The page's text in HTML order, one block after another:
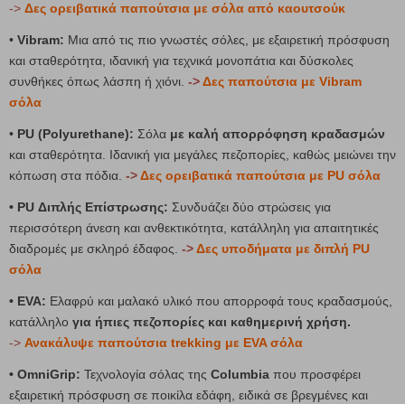
-> Δες ορειβατικά παπούτσια με σόλα από καουτσούκ
• Vibram: Μια από τις πιο γνωστές σόλες, με εξαιρετική πρόσφυση
και σταθερότητα, ιδανική για τεχνικά μονοπάτια και δύσκολες
συνθήκες όπως λάσπη ή χιόνι. ->Δες παπούτσια με Vibram
σόλα
• PU (Polyurethane): Σόλα με καλή απορρόφηση κραδασμών
και σταθερότητα. Ιδανική για μεγάλες πεζοπορίες, καθώς μειώνει την
κόπωση στα πόδια. ->Δες ορειβατικά παπούτσια με PU σόλα
• PU Διπλής Επίστρωσης: Συνδυάζει δύο στρώσεις για
περισσότερη άνεση και ανθεκτικότητα, κατάλληλη για απαιτητικές
διαδρομές με σκληρό έδαφος. ->Δες υποδήματα με διπλή PU
σόλα
• EVA: Ελαφρύ και μαλακό υλικό που απορροφά τους κραδασμούς,
κατάλληλο για ήπιες πεζοπορίες και καθημερινή χρήση.
-> Ανακάλυψε παπούτσια trekking με EVA σόλα
• OmniGrip: Τεχνολογία σόλας της Columbia που προσφέρει
εξαιρετική πρόσφυση σε ποικίλα εδάφη, ειδικά σε βρεγμένες και